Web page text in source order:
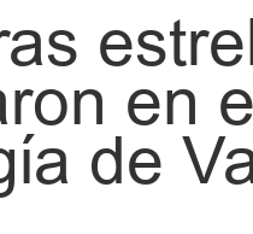
en
de